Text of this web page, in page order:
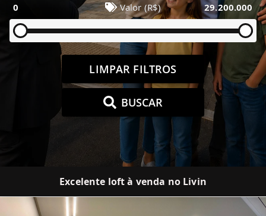
0 Valor (R$) 29.200.000
LIMPAR FILTROS
BUSCAR
Excelente loft à venda no Livin